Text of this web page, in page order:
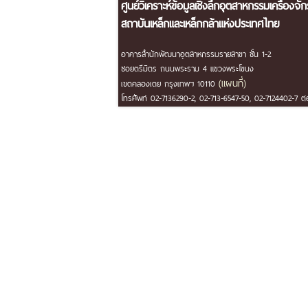
ศูนย์วิเคราะห์ข้อมูลเชิงลึกอุตสาหกรรมเครื่องจั
สถาบันเหล็กและเหล็กกล้าแห่งประเทศไทย
อาคารสำนักพัฒนาอุตสาหกรรมรายสาขา ชั้น 1-2
ซอยตรีมิตร ถนนพระราม 4 แขวงพระโขนง
เขตคลองเตย กรุงเทพฯ 10110 (แผนที่)
โทรศัพท์ 02-7136290-2, 02-713-6547-50, 02-7124402-7 ต่